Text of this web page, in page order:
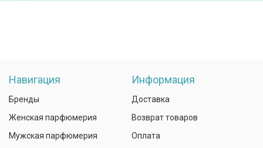
Навигация
Бренды
Женская парфюмерия
Мужская парфюмерия
Информация
Доставка
Возврат товаров
Оплата